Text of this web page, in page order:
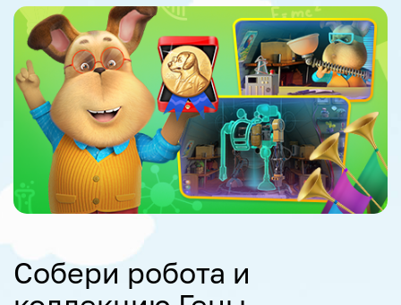
Собери робота и